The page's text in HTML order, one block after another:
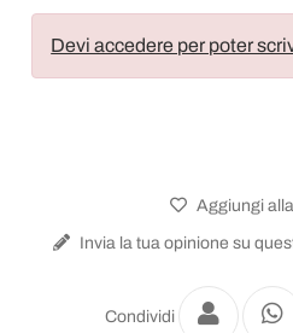
Devi accedere per poter
Aggiungi
Invia la tua opinione su
Condividi